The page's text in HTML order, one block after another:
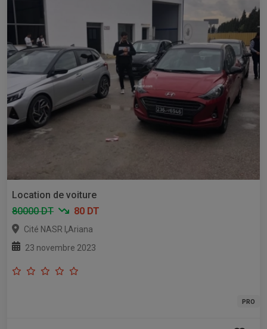
Location de voiture
80000 DT
80 DT
Cité NASR I ,Ariana
23 novembre 2023
PRO